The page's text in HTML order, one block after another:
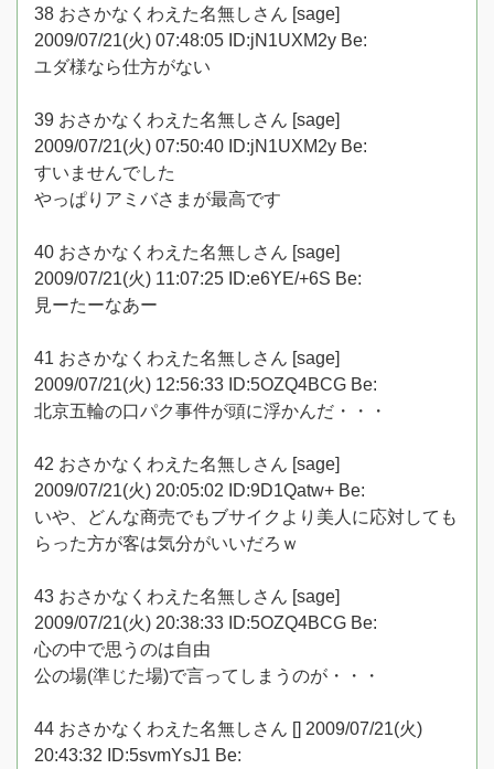
38 おさかなくわえた名無しさん [sage]
2009/07/21(火) 07:48:05 ID:jN1UXM2y Be:
ユダ様なら仕方がない
39 おさかなくわえた名無しさん [sage]
2009/07/21(火) 07:50:40 ID:jN1UXM2y Be:
すいませんでした
やっぱりアミバさまが最高です
40 おさかなくわえた名無しさん [sage]
2009/07/21(火) 11:07:25 ID:e6YE/+6S Be:
見ーたーなあー
41 おさかなくわえた名無しさん [sage]
2009/07/21(火) 12:56:33 ID:5OZQ4BCG Be:
北京五輪の口パク事件が頭に浮かんだ・・・
42 おさかなくわえた名無しさん [sage]
2009/07/21(火) 20:05:02 ID:9D1Qatw+ Be:
いや、どんな商売でもブサイクより美人に応対しても
らった方が客は気分がいいだろｗ
43 おさかなくわえた名無しさん [sage]
2009/07/21(火) 20:38:33 ID:5OZQ4BCG Be:
心の中で思うのは自由
公の場(準じた場)で言ってしまうのが・・・
44 おさかなくわえた名無しさん [] 2009/07/21(火)
20:43:32 ID:5svmYsJ1 Be: